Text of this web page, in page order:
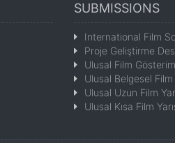
SUBMISSIONS
International Film
Proje Geliştirme
Ulusal Film
Ulusal Belgesel Film
Ulusal Uzun Film
Ulusal Kısa Film